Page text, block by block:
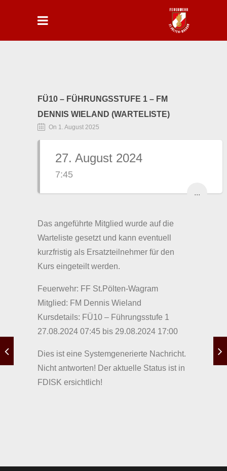
FÜ10 – FÜHRUNGSSTUFE 1 – FM
DENNIS WIELAND (WARTELISTE)
On 1. August 2025
27. August 2024
7:45
...
Das angeführte Mitglied wurde auf die
Warteliste gesetzt und kann eventuell
kurzfristig als Ersatzteilnehmer für den
Kurs eingeteilt werden.
Feuerwehr: FF St.Pölten-Wagram
Mitglied: FM Dennis Wieland
Kursdetails: FÜ10 – Führungsstufe 1
27.08.2024 07:45 bis 29.08.2024 17:00
Dies ist eine Systemgenerierte Nachricht.
Nicht antworten! Der aktuelle Status ist in
FDISK ersichtlich!